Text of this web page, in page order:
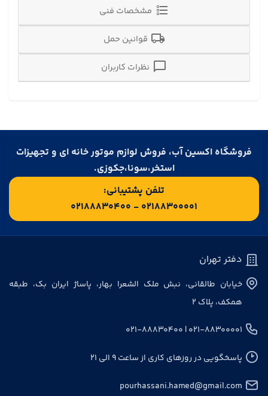
مشخصات فنی
قوانین حمل
نظرات کاربران
فروشگاه اکسین آب، فروش لوازم موتور خانه ای و تجهیزات
استخر،سونا،جکوزی.
تلفن پشتیبانی:
۰۲۱۸۸۳۰۰۰۰۱ - ۰۲۱۸۸۸۳۰۴۰۰
دفتر تهران
خیابان طالقانی، نبش ملک الشعرا بهار، پاساژ ایران بک، طبقه
همکف، پلاک ۲
۰۲۱-۸۸۳۰۰۰۰۱ | ۰۲۱-۸۸۸۳۰۴۰۰
پاسخگویی در روزهای کاری از ساعت ۹ الی ۲۱
pourhassani.hamed@gmail.com